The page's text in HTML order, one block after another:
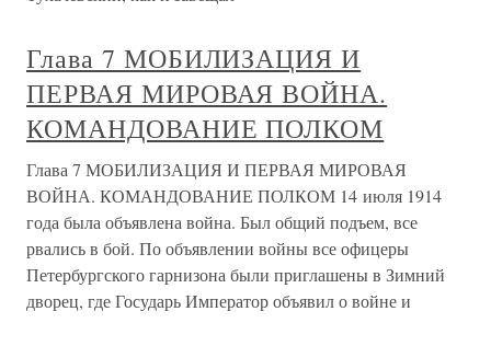
Глава 7 МОБИЛИЗАЦИЯ И
ПЕРВАЯ МИРОВАЯ ВОЙНА.
КОМАНДОВАНИЕ ПОЛКОМ
Глава 7 МОБИЛИЗАЦИЯ И ПЕРВАЯ МИРОВАЯ
ВОЙНА. КОМАНДОВАНИЕ ПОЛКОМ 14 июля 1914
года была объявлена война. Был общий подъем, все
рвались в бой. По объявлении войны все офицеры
Петербургского гарнизона были приглашены в Зимний
дворец, где Государь Император объявил о войне и